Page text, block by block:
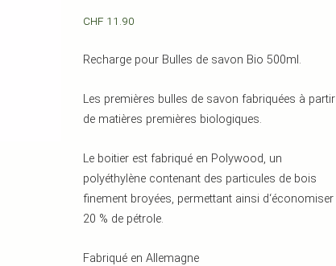
CHF 11.90
Recharge pour Bulles de savon Bio 500ml.
Les premières bulles de savon fabriquées à partir
de matières premières biologiques.
Le boitier est fabriqué en Polywood, un
polyéthylène contenant des particules de bois
finement broyées, permettant ainsi d‘économiser
20 % de pétrole.
Fabriqué en Allemagne